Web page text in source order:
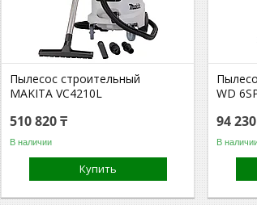
Пылесос строительный
MAKITA VC4210L
510 820 ₸
В наличии
Купить
WD
94
В